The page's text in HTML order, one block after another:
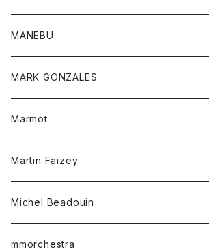
ベスト
ポロシャツ
ロングスリーブTシャツ
セーター
チュニック
ワンピース
Tシャツ
靴
MANEBU
靴
MARK GONZALES
トップス
Tシャツ
Marmot
Martin Faizey
ベルト
Michel Beadouin
トップス
mmorchestra